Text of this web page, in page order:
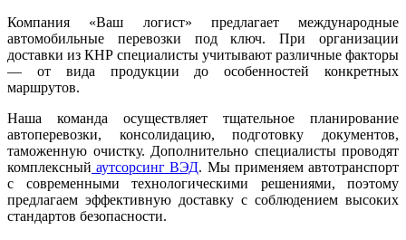
Компания «Ваш логист» предлагает международные
автомобильные перевозки под ключ. При организации
доставки из КНР специалисты учитывают различные факторы
— от вида продукции до особенностей конкретных
маршрутов.
Наша команда осуществляет тщательное планирование
автоперевозки, консолидацию, подготовку документов,
таможенную очистку. Дополнительно специалисты проводят
комплексный аутсорсинг ВЭД. Мы применяем автотранспорт
с современными технологическими решениями, поэтому
предлагаем эффективную доставку с соблюдением высоких
стандартов безопасности.